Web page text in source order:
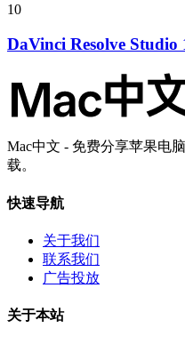
10
DaVinci Resolve Studio
Mac中文 - 免费分享苹果电
载。
快速导航
关于我们
联系我们
广告投放
关于本站